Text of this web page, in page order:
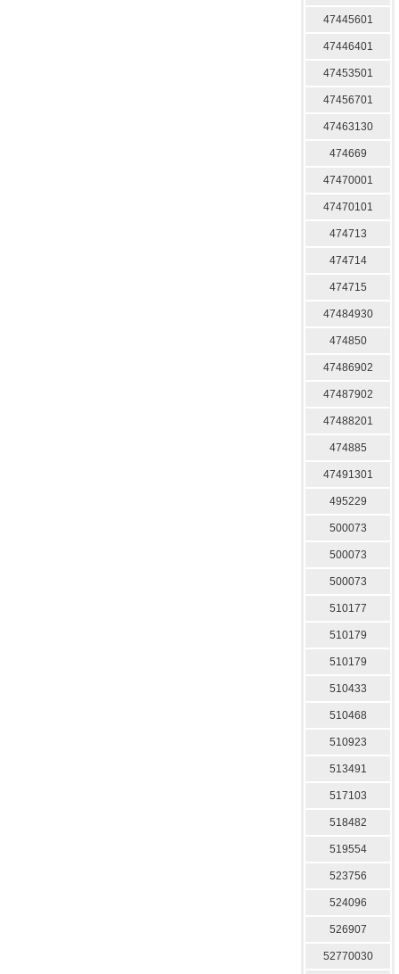
47445601
47446401
47453501
47456701
47463130
474669
47470001
47470101
474713
474714
474715
47484930
474850
47486902
47487902
47488201
474885
47491301
495229
500073
500073
500073
510177
510179
510179
510433
510468
510923
513491
517103
518482
519554
523756
524096
526907
52770030